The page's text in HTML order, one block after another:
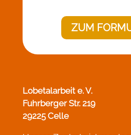
ZUM
Lobetalarbeit e. V.
Fuhrberger Str. 219
29225 Celle